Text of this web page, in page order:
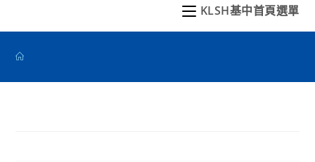
KLSH基中首頁選單